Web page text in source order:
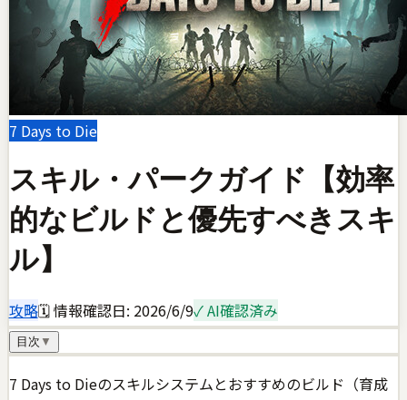
7 Days to Die
スキル・パークガイド【効率
的なビルドと優先すべきスキ
ル】
攻略🗓 情報確認日: 2026/6/9✓ AI確認済み
目次 ▼
7 Days to Dieのスキルシステムとおすすめのビルド（育成